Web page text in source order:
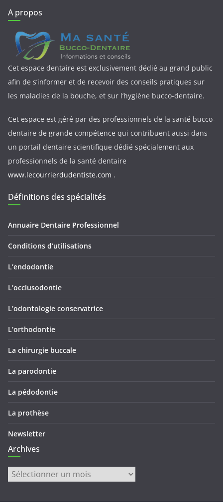
A propos
Cet espace dentaire est exclusivement dédié au grand public
afin de s’informer et de recevoir des conseils pratiques sur
les maladies de la bouche, et sur l’hygiène bucco-dentaire.
Cet espace est géré par des professionnels de la santé bucco-
dentaire de grande compétence qui contribuent aussi dans
un portail dentaire scientifique dédié spécialement aux
professionnels de la santé dentaire
www.lecourrierdudentiste.com .
Définitions des spécialités
Annuaire Dentaire Professionnel
Conditions d’utilisations
L’endodontie
L’occlusodontie
L’odontologie conservatrice
L’orthodontie
La chirurgie buccale
La parodontie
La pédodontie
La prothèse
Newsletter
Archives
Archives